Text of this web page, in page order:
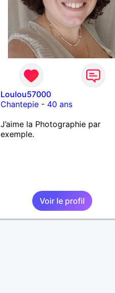
Loulou57000
Chantepie - 40 ans
J’aime la Photographie par
exemple.
Voir le profil